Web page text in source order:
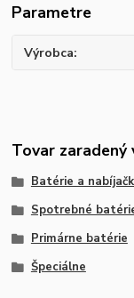
Parametre
Výrobca
Tovar zaradený
Batérie a
Spotrebné
Primárne batérie
Špeciálne